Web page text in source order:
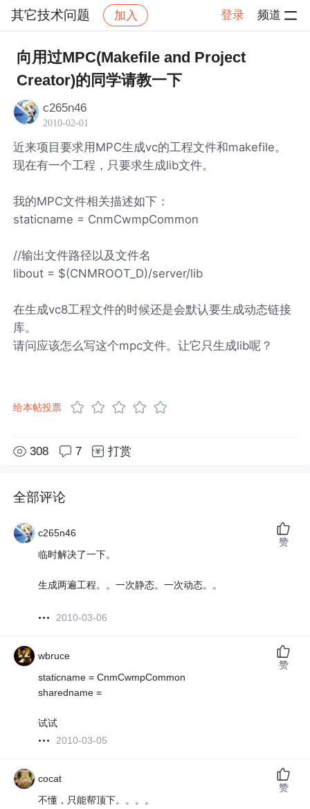
其它技术问题 加入 登录 频道
社区 其它技术问题 帖子详情
向用过MPC(Makefile and Project
Creator)的同学请教一下
c265n46
2010-02-01
近来项目要求用MPC生成vc的工程文件和makefile。
现在有一个工程，只要求生成lib文件。
我的MPC文件相关描述如下：
staticname = CnmCwmpCommon
//输出文件路径以及文件名
libout = $(CNMROOT_D)/server/lib
在生成vc8工程文件的时候还是会默认要生成动态链接
库。
请问应该怎么写这个mpc文件。让它只生成lib呢？
给本帖投票
308 7 打赏
全部评论
c265n46
临时解决了一下。
生成两遍工程。。一次静态。一次动态。。
2010-03-06
赞
wbruce
staticname = CnmCwmpCommon
sharedname =
试试
2010-03-05
赞
cocat
不懂，只能帮顶下。。。。
赞